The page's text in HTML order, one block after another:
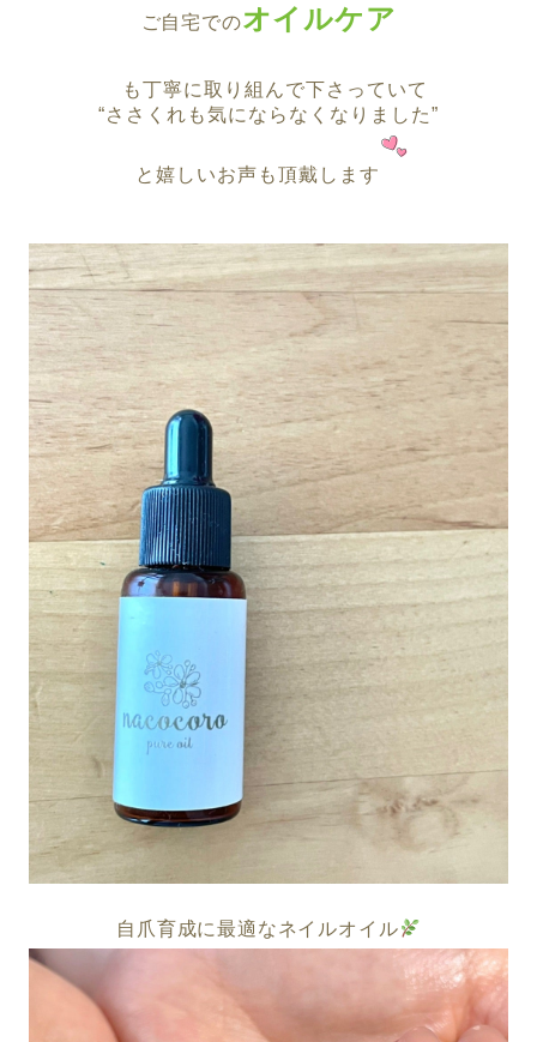
ご自宅でのオイルケア
も丁寧に取り組んで下さっていて
“ささくれも気にならなくなりました”
と嬉しいお声も頂戴します
自爪育成に最適なネイルオイル